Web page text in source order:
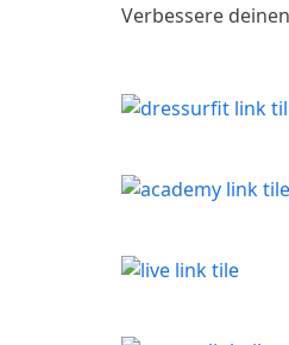
Verbessere